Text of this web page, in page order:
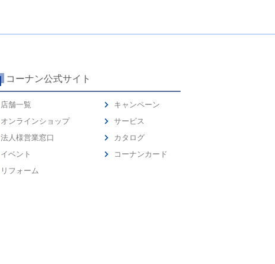
コーナン公式サイト
店舗一覧
オンラインショップ
法人様営業窓口
イベント
リフォーム
キャンペーン
サービス
カタログ
コーナンカード